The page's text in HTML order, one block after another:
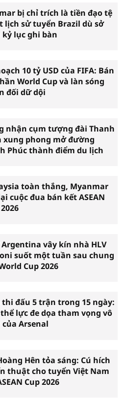
bị chỉ trích là tiền đạo tệ
lịch sử tuyển Brazil dù sở
lục ghi bàn
10 tỷ USD của FIFA: Bán
World Cup và làn sóng
đối dữ dội
nhận cụm tượng đài Thanh
xung phong mở đường
Phúc thành điểm du lịch
toàn thắng, Myanmar
cuộc đua bán kết ASEAN
Argentina vây kín nhà HLV
suốt một tuần sau chung
Cup 2026
thi đấu 5 trận trong 15 ngày:
lực đe dọa tham vọng vô
của Arsenal
Hên tỏa sáng: Cú hích
thuật cho tuyển Việt Nam
Cup 2026